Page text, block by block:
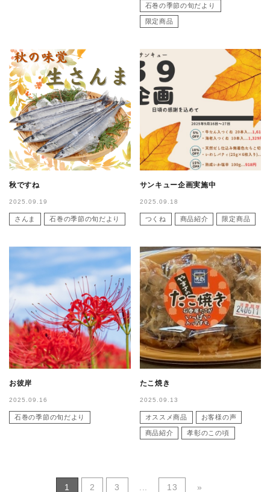
石巻の季節の旬だより
限定商品
秋ですね
2025.09.19
さんま 石巻の季節の旬だより
サンキュー企画実施中
2025.09.18
つくね 商品紹介 限定商品
お彼岸
2025.09.16
石巻の季節の旬だより
たこ焼き
2025.09.13
オススメ商品 お客様の声
商品紹介 孝彰のこの頃
1 2 3 13 »